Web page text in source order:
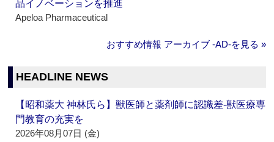
品イノベーションを推進
Apeloa Pharmaceutical
おすすめ情報 アーカイブ ‐AD‐を見る »
HEADLINE NEWS
【昭和薬大 神林氏ら】獣医師と薬剤師に認識差‐獣医療専
門教育の充実を
2026年08月07日 (金)